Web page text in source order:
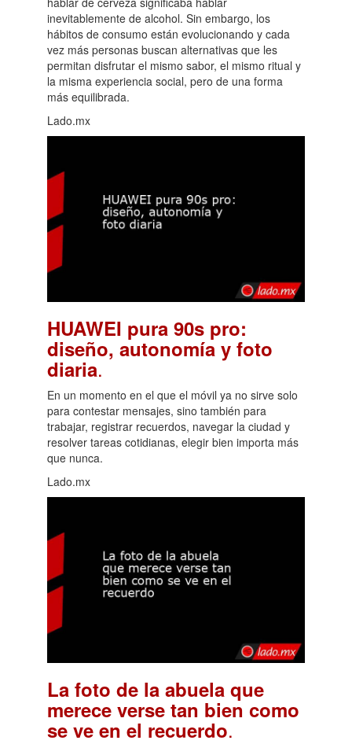
inevitablemente de alcohol. Sin embargo, los
hábitos de consumo están evolucionando y cada
vez más personas buscan alternativas que les
permitan disfrutar el mismo sabor, el mismo ritual y
la misma experiencia social, pero de una forma
más equilibrada.
Lado.mx
HUAWEI pura 90s pro:
diseño, autonomía y foto
diaria.
En un momento en el que el móvil ya no sirve solo
para contestar mensajes, sino también para
trabajar, registrar recuerdos, navegar la ciudad y
resolver tareas cotidianas, elegir bien importa más
que nunca.
Lado.mx
La foto de la abuela que
merece verse tan bien como
se ve en el recuerdo.